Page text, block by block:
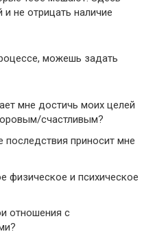
не отрицать наличие
можешь задать
мне достичь моих целей
счастливым?
последствия приносит мне
физическое и психическое
отношения с